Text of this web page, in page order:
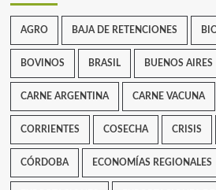
AGRO BAJA DE RETENCIONES
BOVINOS BRASIL BUENOS AIRES
CARNE ARGENTINA CARNE VACUNA
CORRIENTES COSECHA CRISIS
CÓRDOBA ECONOMÍAS REGIONALES